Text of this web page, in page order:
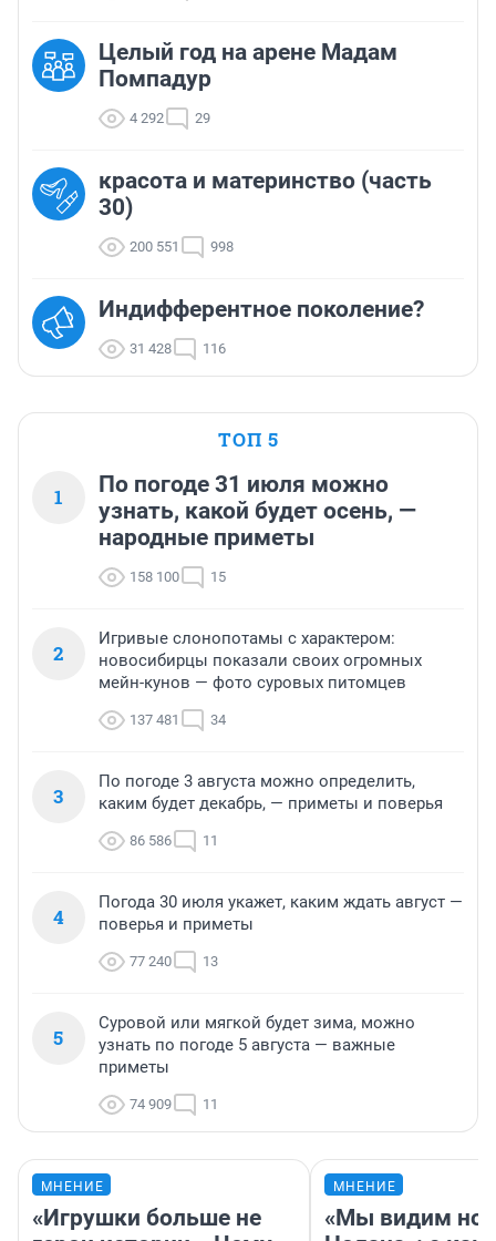
Целый год на арене Мадам
Помпадур
4 292 29
красота и материнство (часть
30)
200 551 998
Индифферентное поколение?
31 428 116
ТОП 5
1
По погоде 31 июля можно
узнать, какой будет осень, —
народные приметы
158 100 15
2
Игривые слонопотамы с характером:
новосибирцы показали своих огромных
мейн-кунов — фото суровых питомцев
137 481 34
3
По погоде 3 августа можно определить,
каким будет декабрь, — приметы и поверья
86 586 11
4
Погода 30 июля укажет, каким ждать август —
поверья и приметы
77 240 13
5
Суровой или мягкой будет зима, можно
узнать по погоде 5 августа — важные
приметы
74 909 11
МНЕНИЕ
«Игрушки больше не
МНЕНИЕ
«Мы видим